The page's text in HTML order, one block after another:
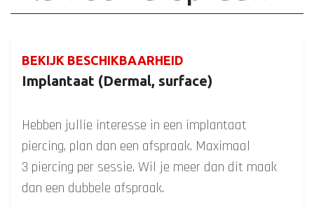
Implantaat (Dermal, surface)
Hebben jullie interesse in een implantaat
piercing, plan dan een afspraak. Maximaal
3 piercing per sessie. Wil je meer dan dit maak
dan een dubbele afspraak.
BEKIJK BESCHIKBAARHEID